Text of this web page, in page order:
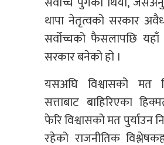
थापा नेतृत्वको सरकार
सर्वोच्चको फैसलापछि यहाँ
सरकार बनेको हो ।
यसअघि विश्वासको
सत्ताबाट बाहिरिएका
फेरि विश्वासको मत पुर्याउन
रहेको राजनीतिक